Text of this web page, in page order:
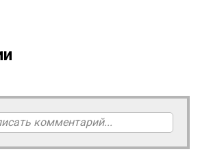
комментарий...